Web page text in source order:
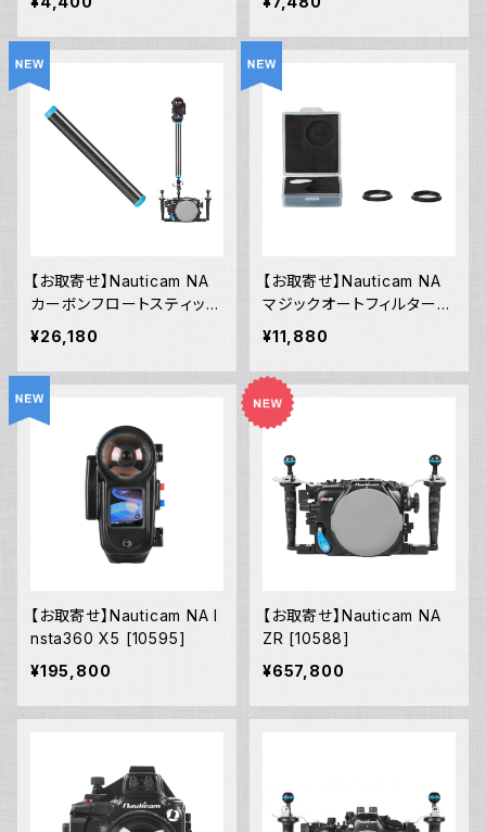
【お取寄せ】Nauticam NA
カーボンフロートスティック
350mm190 [21808]
¥26,180
【お取寄せ】Nauticam NA
マジックオートフィルターセ
ット [21809]
¥11,880
【お取寄せ】Nauticam NA I
nsta360 X5 [10595]
¥195,800
【お取寄せ】Nauticam NA
ZR [10588]
¥657,800